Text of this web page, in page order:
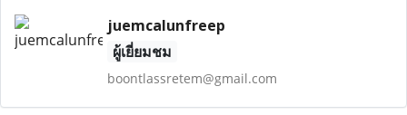
juemcalunfreep
ผู้เยี่ยมชม
boontlassretem@gmail.com